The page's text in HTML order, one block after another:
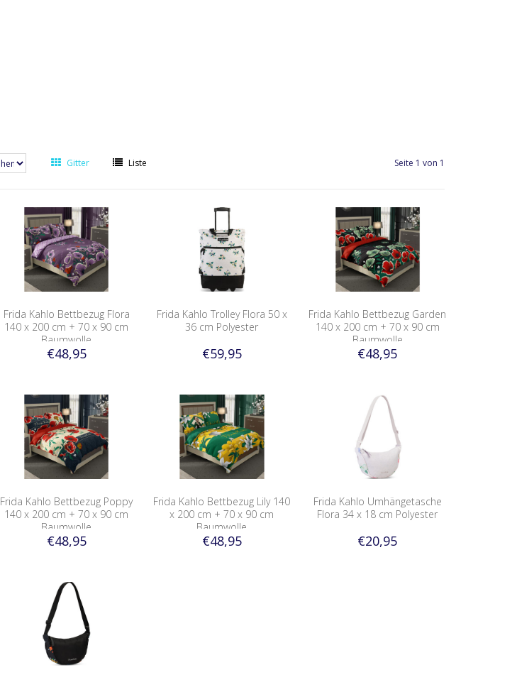
Gitter Liste Seite 1 von 1
Frida Kahlo Bettbezug Flora
140 x 200 cm + 70 x 90 cm
Baumwolle
€48,95
Frida Kahlo Trolley Flora 50 x
36 cm Polyester
€59,95
Frida Kahlo Bettbezug Garden
140 x 200 cm + 70 x 90 cm
Baumwolle
€48,95
Frida Kahlo Bettbezug Poppy
140 x 200 cm + 70 x 90 cm
Baumwolle
€48,95
Frida Kahlo Bettbezug Lily 140
x 200 cm + 70 x 90 cm
Baumwolle
€48,95
Frida Kahlo Umhängetasche
Flora 34 x 18 cm Polyester
€20,95